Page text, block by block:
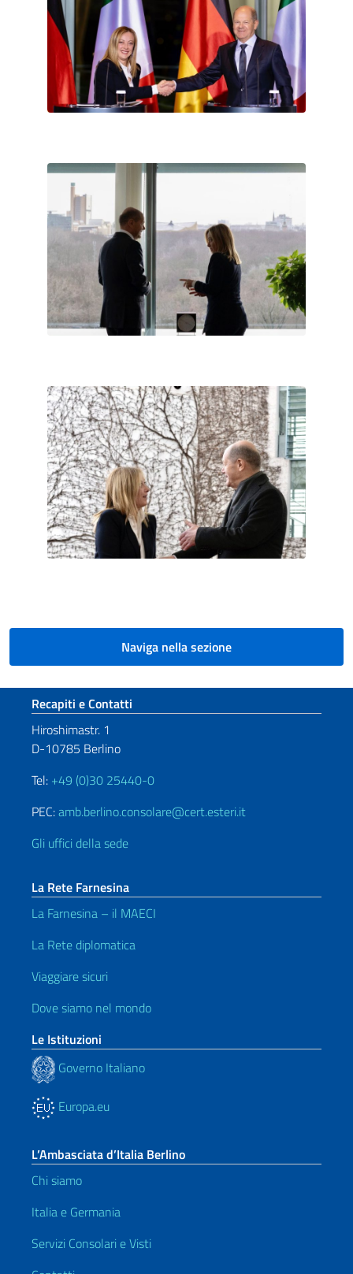
Paginazione
Naviga nella sezione
Sezione footer
Recapiti e Contatti
Hiroshimastr. 1
D-10785 Berlino
Tel: +49 (0)30 25440-0
PEC:amb.berlino.consolare@cert.esteri.it
Gli uffici della sede
La Rete Farnesina
La Farnesina – il MAECI
La Rete diplomatica
Viaggiare sicuri
Dove siamo nel mondo
Le Istituzioni
Governo Italiano
Europa.eu
L’Ambasciata d’Italia Berlino
Chi siamo
Italia e Germania
Servizi Consolari e Visti